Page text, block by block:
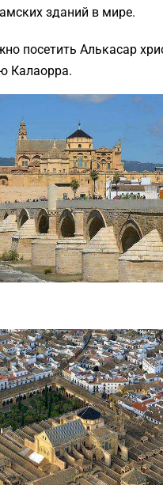
зданий в мире.
посетить Алькасар
Калаорра.